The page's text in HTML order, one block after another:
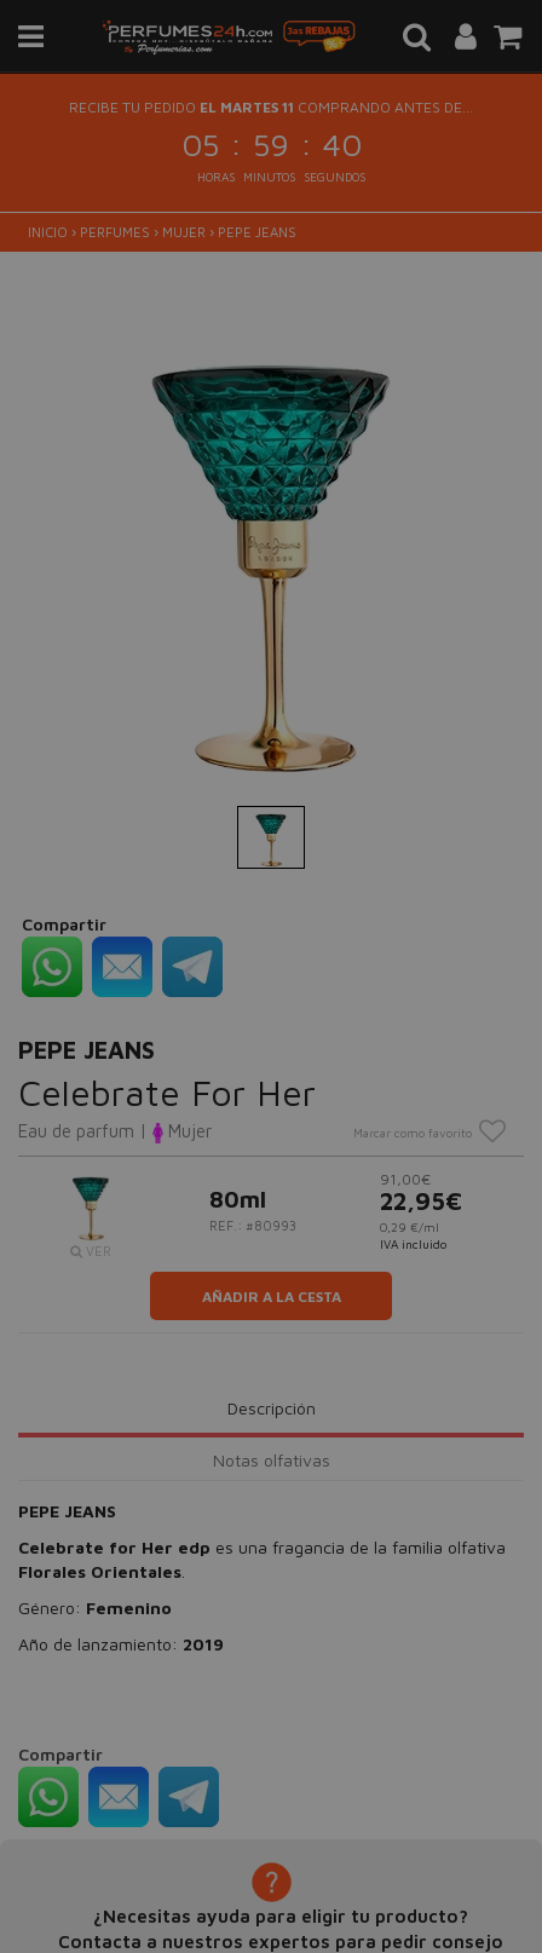
RECIBE TU PEDIDO EL MARTES 11 COMPRANDO ANTES DE...
05 : 59 : 40
HORAS MINUTOS SEGUNDOS
INICIO › PERFUMES › MUJER › PEPE JEANS
Compartir
PEPE JEANS
Celebrate For Her
Eau de parfum | Mujer Marcar como favorito
VER
80ml
REF.: #80993
91,00€
22,95€
0,29 €/ml
IVA incluido
AÑADIR A LA CESTA
Descripción
Notas olfativas
PEPE JEANS
Celebrate for Her edp es una fragancia de la familia olfativa
Florales Orientales
Género: Femenino
Año de lanzamiento: 2019
Compartir
¿Necesitas ayuda para eligir tu producto?
Contacta a nuestros expertos para pedir consejo